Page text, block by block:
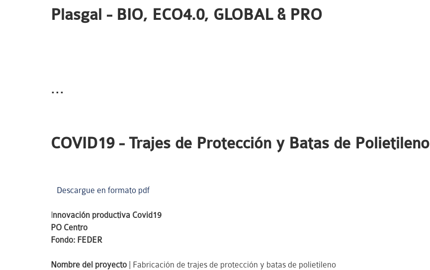
Plasgal - BIO, ECO4.0, GLOBAL & PRO
...
COVID19 - Trajes de Protección y Batas de Polietileno
Descargue en formato pdf
Innovación productiva Covid19
PO Centro
Fondo: FEDER
Nombre del proyecto | Fabricación de trajes de protección y batas de polietileno